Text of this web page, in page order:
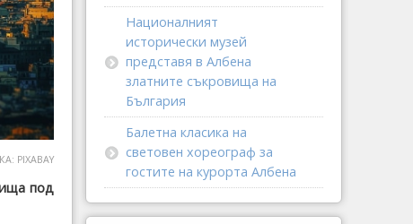
PIXABAY
под
Националният
исторически музей
представя в Албена
златните съкровища на
България
Балетна класика на
световен хореограф за
гостите на курорта Албена